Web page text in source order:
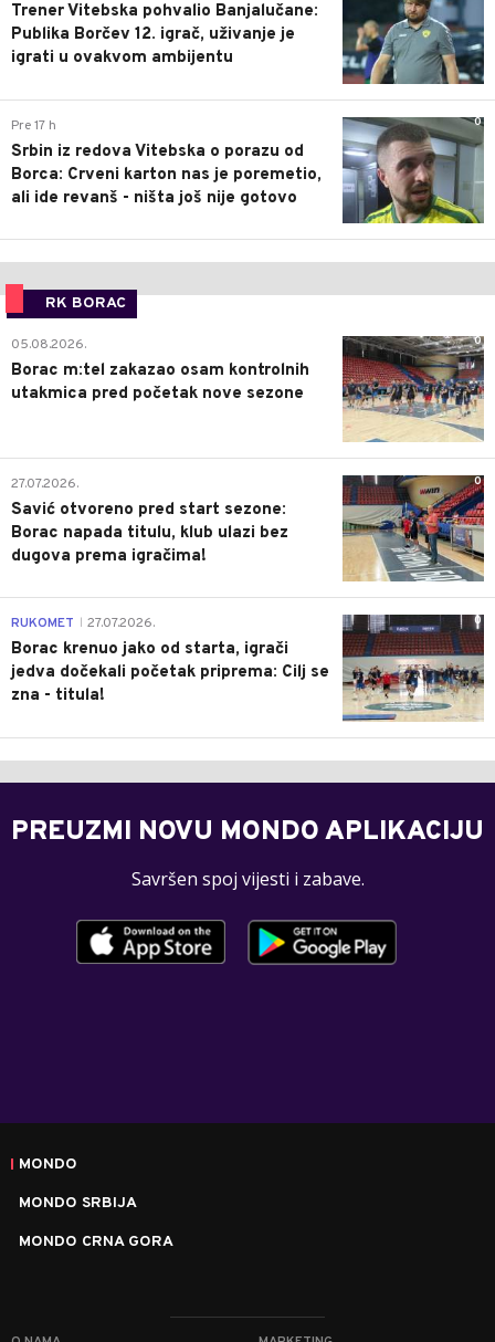
Trener Vitebska pohvalio Banjalučane:
Publika Borčev 12. igrač, uživanje je
igrati u ovakvom ambijentu
0
Pre 17 h
Srbin iz redova Vitebska o porazu od
Borca: Crveni karton nas je poremetio,
ali ide revanš - ništa još nije gotovo
RK BORAC
0
05.08.2026.
Borac m:tel zakazao osam kontrolnih
utakmica pred početak nove sezone
0
27.07.2026.
Savić otvoreno pred start sezone:
Borac napada titulu, klub ulazi bez
dugova prema igračima!
0
RUKOMET 27.07.2026.
Borac krenuo jako od starta, igrači
jedva dočekali početak priprema: Cilj se
zna - titula!
PREUZMI NOVU MONDO APLIKACIJU
Savršen spoj vijesti i zabave.
MONDO
MONDO SRBIJA
MONDO CRNA GORA